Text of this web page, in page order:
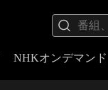
NHKオンデマンド